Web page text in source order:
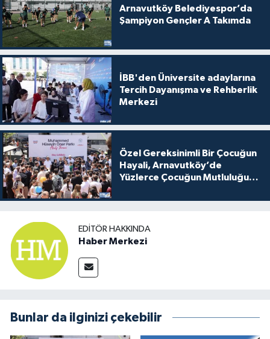
Arnavutköy Belediyespor’da
Şampiyon Gençler A Takımda
İBB'den Üniversite adaylarına
Tercih Dayanışma ve Rehberlik
Merkezi
Özel Gereksinimli Bir Çocuğun
Hayali, Arnavutköy’de
Yüzlerce Çocuğun Mutluluğu
EDITÖR HAKKINDA
Haber Merkezi
Bunlar da ilginizi çekebilir